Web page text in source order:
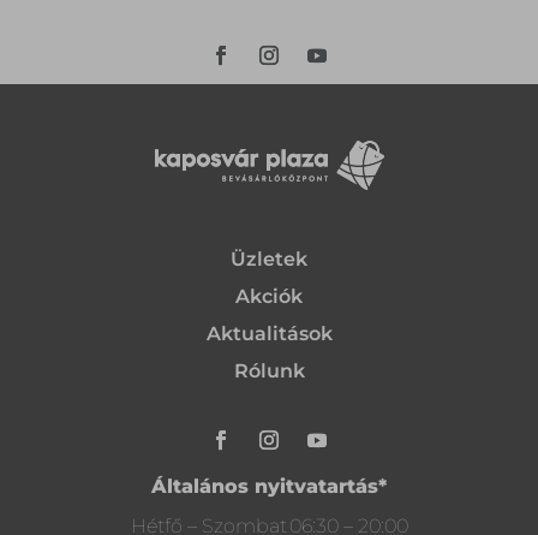
Üzletek
Akciók
Aktualitások
Rólunk
Általános nyitvatartás*
Hétfő – Szombat 06:30 – 20:00